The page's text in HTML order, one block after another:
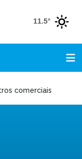
11.5°
comerciais